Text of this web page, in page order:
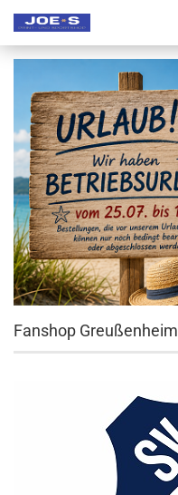
Fanshop Greußenheim